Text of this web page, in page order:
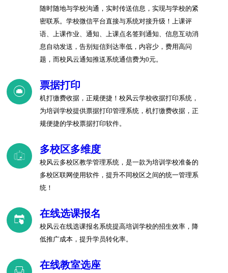
随时随地与学校沟通，实时传送信息，实现与学校的紧
密联系。学校微信平台直接与系统对接升级！上课评
语、上课作业、通知、上课点名签到通知、信息互动消
息自动发送，告别短信到达率低，内容少，费用高问
题，而校风云通知推送系统通信费为0元。
票据打印
机打缴费收据，正规便捷！校风云学校收据打印系统，
为培训学校提供票据打印管理系统，机打缴费收据，正
规便捷的学校票据打印软件。
多校区多维度
校风云多校区教学管理系统，是一款为培训学校准备的
多校区联网使用软件，提升不同校区之间的统一管理系
统！
在线选课报名
校风云在线选课报名系统提高培训学校的招生效率，降
低推广成本，提升学员转化率。
在线教室选座